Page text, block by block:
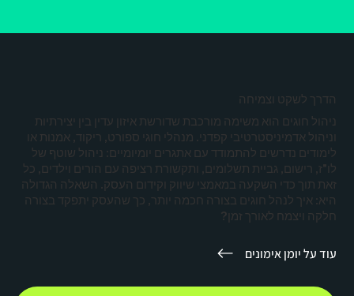
הדרך לשקט וצמיחה
ניהול חוגים הוא משימה מורכבת שדורשת איזון עדין בין יצירתיות
וניהול אדמיניסטרטיבי קפדני. מנהלי חוגי ספורט, ריקוד, אמנות או
לימודים נדרשים להתמודד עם אתגרים יומיומיים: ניהול שוטף של
לו"ז, רישום, גביית תשלומים, ותקשורת רציפה עם הורים וילדים, כל
זאת תוך כדי השקעה במאמצי שיווק וקידום העסק. השאלה הגדולה
היא: איך לנהל חוגים בצורה חכמה יותר, כך שהעסק יתפקד בצורה
חלקה ויצמח לאורך זמן?
עוד על יומן אימונים